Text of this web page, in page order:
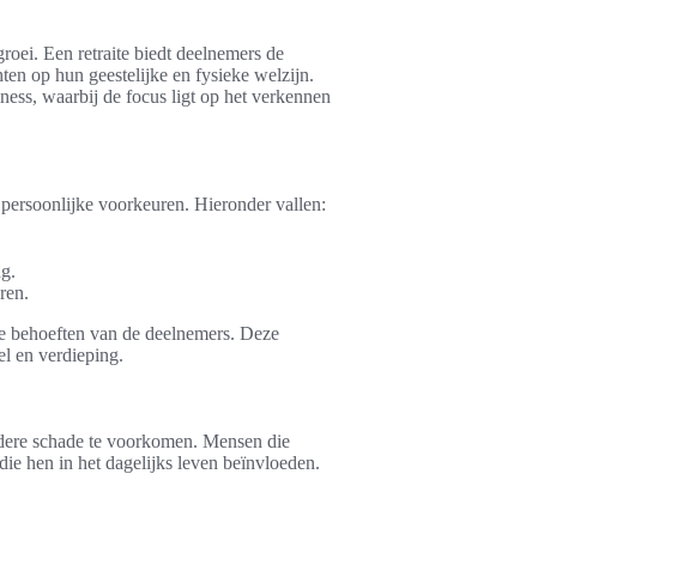
Een retraite biedt deelnemers de
op hun geestelijke en fysieke welzijn.
waarbij de focus ligt op het verkennen
voorkeuren. Hieronder vallen:
van de deelnemers. Deze
en verdieping.
schade te voorkomen. Mensen die
hen in het dagelijks leven beïnvloeden.